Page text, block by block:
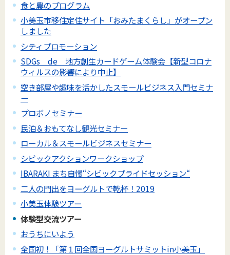
食と農のプログラム
小美玉市移住定住サイト「おみたまくらし」がオープン
しました
シティプロモーション
SDGs de 地方創生カードゲーム体験会【新型コロナ
ウィルスの影響により中止】
空き部屋や趣味を活かしたスモールビジネス入門セミナ
ー
プロボノセミナー
民泊＆おもてなし観光セミナー
ローカル＆スモールビジネスセミナー
シビックアクションワークショップ
IBARAKI まち自慢“シビックプライドセッション“
二人の門出をヨーグルトで乾杯！2019
小美玉体験ツアー
体験型交流ツアー
おうちにいよう
全国初！「第１回全国ヨーグルトサミットin小美玉」